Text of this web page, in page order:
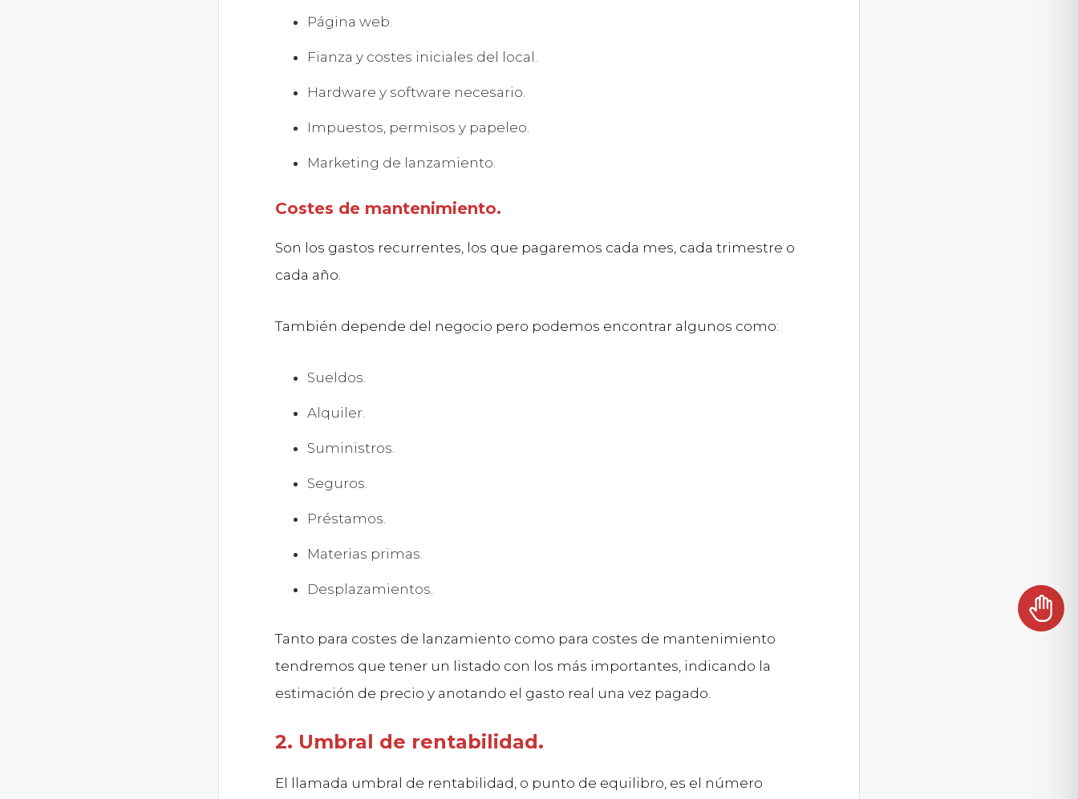
Página web.
Fianza y costes iniciales del local.
Hardware y software necesario.
Impuestos, permisos y papeleo.
Marketing de lanzamiento.
Costes de mantenimiento.
Son los gastos recurrentes, los que pagaremos cada mes, cada trimestre o
cada año.
También depende del negocio pero podemos encontrar algunos como:
Sueldos.
Alquiler.
Suministros.
Seguros.
Préstamos.
Materias primas.
Desplazamientos.
Tanto para costes de lanzamiento como para costes de mantenimiento
tendremos que tener un listado con los más importantes, indicando la
estimación de precio y anotando el gasto real una vez pagado.
2. Umbral de rentabilidad.
El llamada umbral de rentabilidad, o punto de equilibro, es el número